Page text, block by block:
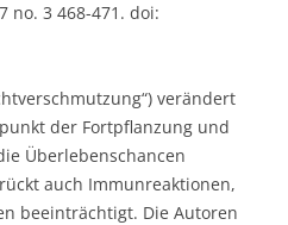
no. 3 468-471. doi:
verändert
der Fortpflanzung und
Überlebenschancen
auch Immunreaktionen,
beeinträchtigt. Die Autoren